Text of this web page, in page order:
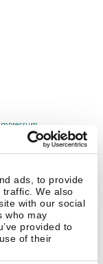
ads, to provide
We also
with our social
who may
provided to
of their
Impressum
Lizenzvereinbarung B2B